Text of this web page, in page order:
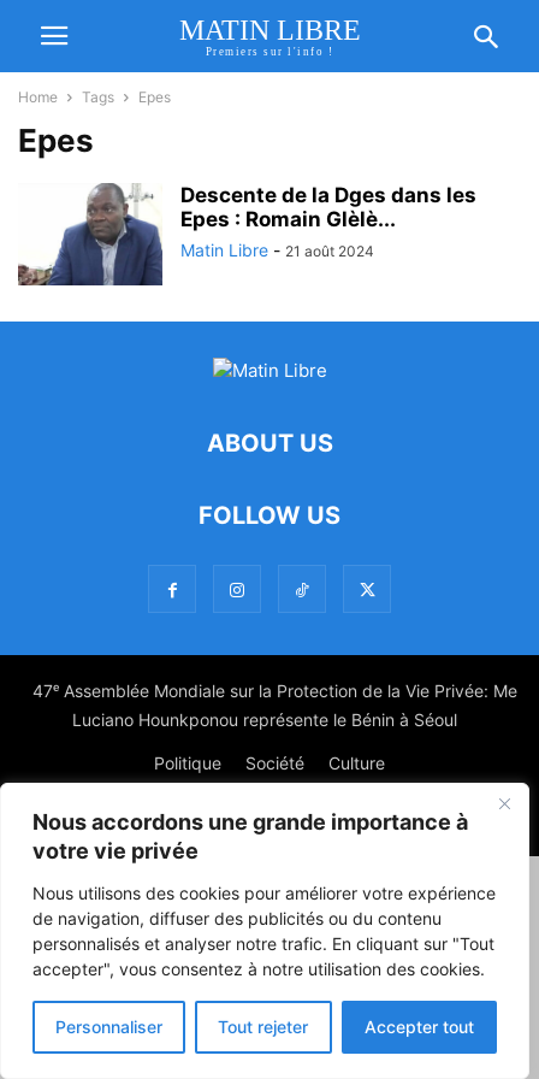
Nous accordons une grande importance à
votre vie privée
Nous utilisons des cookies pour améliorer votre expérience
de navigation, diffuser des publicités ou du contenu
personnalisés et analyser notre trafic. En cliquant sur "Tout
accepter", vous consentez à notre utilisation des cookies.
Personnaliser Tout rejeter Accepter tout
MATIN LIBRE
Premiers sur l'info !
Home Tags Epes
Epes
Descente de la Dges dans les
Epes : Romain Glèlè...
Matin Libre - 21 août 2024
ABOUT US
FOLLOW US
47ᵉ Assemblée Mondiale sur la Protection de la Vie Privée: Me
Luciano Hounkponou représente le Bénin à Séoul
Politique Société Culture
© Powered by digitXplus Francophone